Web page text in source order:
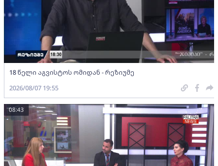
18 წელი აგვისტოს ომიდან - რეზიუმე
2026/08/07 19:55
08:43